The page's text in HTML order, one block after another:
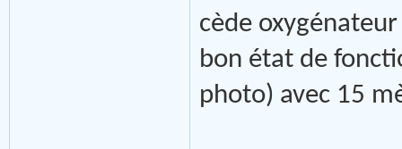
cède
bon état de
photo) avec 15